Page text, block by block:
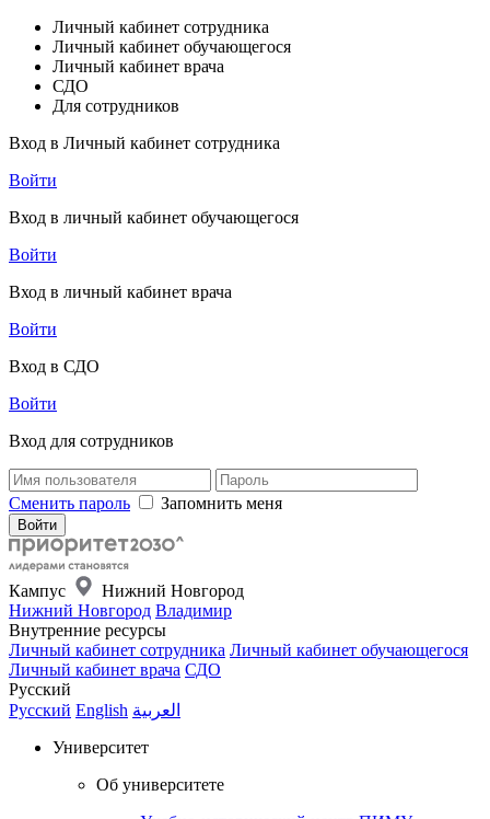
Личный кабинет сотрудника
Личный кабинет обучающегося
Личный кабинет врача
СДО
Для сотрудников
Вход в Личный кабинет сотрудника
Войти
Вход в личный кабинет обучающегося
Войти
Вход в личный кабинет врача
Войти
Вход в СДО
Войти
Вход для сотрудников
Сменить пароль Запомнить меня
Кампус
Нижний Новгород
Нижний Новгород Владимир
Внутренние ресурсы
Личный кабинет сотрудника Личный кабинет обучающегося
Личный кабинет врача СДО
Русский
Русский English العربية
Университет
Об университете